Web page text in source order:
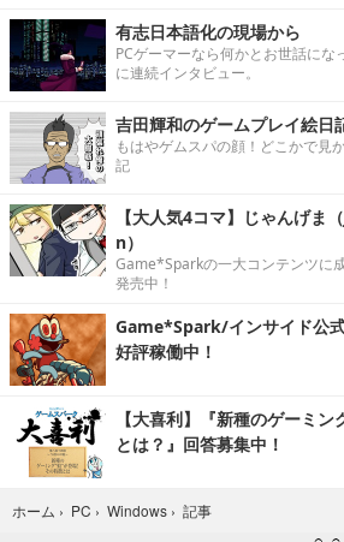
有志日本語化の現場から
PCゲーマーなら何かとお世話に
に連続インタビュー。
吉田輝和のゲームプレイ絵日
もはやゲムスパの顔！どこかで見
記
【大人気4コマ】じゃんげ
n）
Game*Sparkの一大コンテンツに
発売中！
Game*Spark/インサイド公
好評稼働中！
【大喜利】『新種のゲーミ
とは？』回答募集中！
ホーム › PC › Windows › 記事